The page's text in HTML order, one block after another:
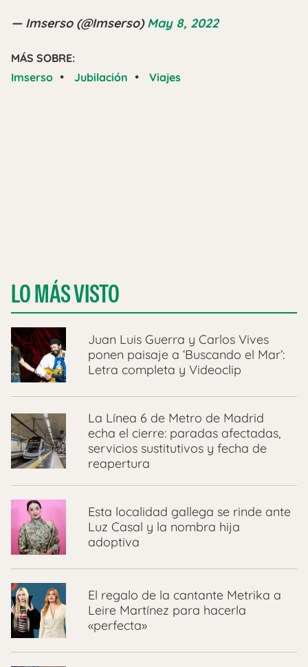
— Imserso (@Imserso)May 8, 2022
MÁS SOBRE:
Imserso • Jubilación • Viajes
LO MÁS VISTO
Juan Luis Guerra y Carlos Vives
ponen paisaje a ‘Buscando el Mar’:
Letra completa y Videoclip
La Línea 6 de Metro de Madrid
echa el cierre: paradas afectadas,
servicios sustitutivos y fecha de
reapertura
Esta localidad gallega se rinde ante
Luz Casal y la nombra hija
adoptiva
El regalo de la cantante Metrika a
Leire Martínez para hacerla
«perfecta»